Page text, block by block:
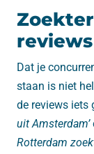
reviews
Dat je
staan is niet
de reviews iets
uit Amsterdam’
Rotterdam